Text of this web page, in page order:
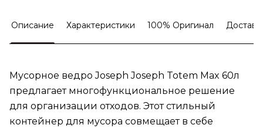
Описание Характеристики 100% Оригинал
Мусорное ведро Joseph Joseph Totem Max 60л
предлагает многофункциональное решение
для организации отходов. Этот стильный
контейнер для мусора совмещает в себе